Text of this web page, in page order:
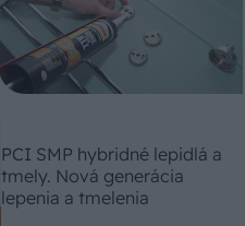
PCI SMP hybridné lepidlá a
tmely. Nová generácia
lepenia a tmelenia